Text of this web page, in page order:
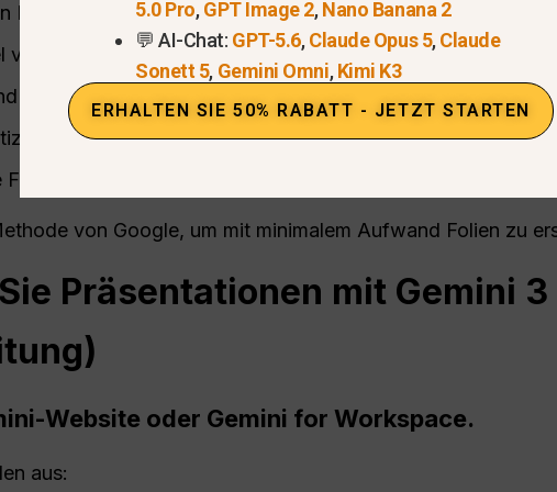
Erzählfluss
Diagramme hinzufügen
erstellen
anwenden
von Google, um mit minimalem Aufwand Folien zu
Präsentationen mit Gemini
Website oder Gemini for Workspace.
aus:
5.0 Pro,GPT Image 2,Nano Banana 2
💬 AI-Chat: GPT-5.6,Claude Opus 5,Claude
Sonett 5, Gemini Omni,Kimi K3
ERHALTEN SIE 50% RABATT - JETZT STARTEN